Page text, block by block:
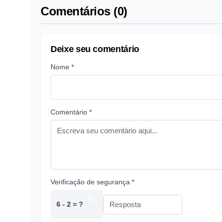
Comentários (0)
Deixe seu comentário
Nome *
Comentário *
Verificação de segurança *
6 - 2 = ?